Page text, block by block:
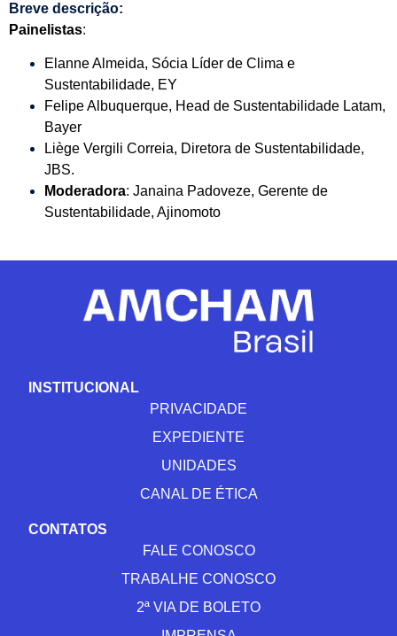
Breve descrição:
Painelistas:
Elanne Almeida, Sócia Líder de Clima e
Sustentabilidade, EY
Felipe Albuquerque, Head de Sustentabilidade Latam,
Bayer
Liège Vergili Correia, Diretora de Sustentabilidade,
JBS.
Moderadora: Janaina Padoveze, Gerente de
Sustentabilidade, Ajinomoto
INSTITUCIONAL
PRIVACIDADE
EXPEDIENTE
UNIDADES
CANAL DE ÉTICA
CONTATOS
FALE CONOSCO
TRABALHE CONOSCO
2ª VIA DE BOLETO